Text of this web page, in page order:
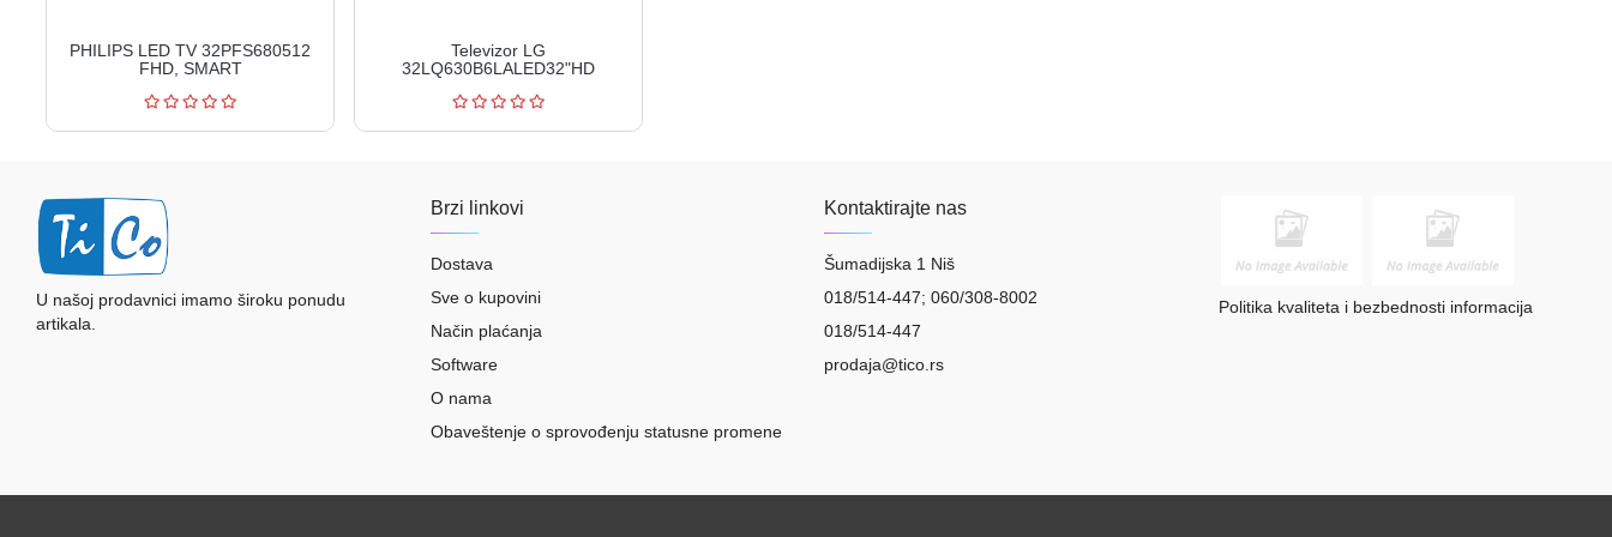
PHILIPS LED TV 32PFS680512
FHD, SMART
Televizor LG
32LQ630B6LALED32"HD
'3...
U našoj prodavnici imamo široku ponudu
artikala.
Brzi linkovi
Dostava
Sve o kupovini
Način plaćanja
Software
O nama
Obaveštenje o sprovođenju statusne promene
Kontaktirajte nas
Šumadijska 1 Niš
018/514-447; 060/308-8002
018/514-447
prodaja@tico.rs
Politika kvaliteta i bezbednosti informacija